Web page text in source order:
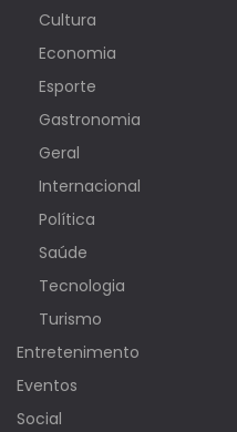
Cultura
Economia
Esporte
Gastronomia
Geral
Internacional
Política
Saúde
Tecnologia
Turismo
Entretenimento
Eventos
Social